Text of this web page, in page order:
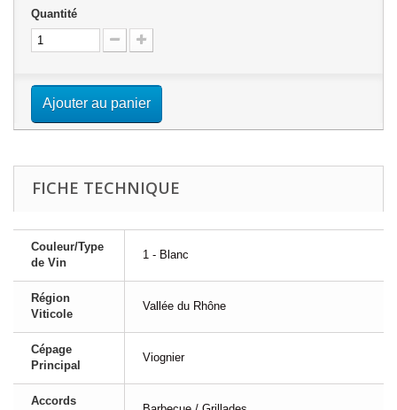
Quantité
Ajouter au panier
FICHE TECHNIQUE
Couleur/Type
de Vin
1 - Blanc
Région
Viticole
Vallée du Rhône
Cépage
Principal
Viognier
Accords